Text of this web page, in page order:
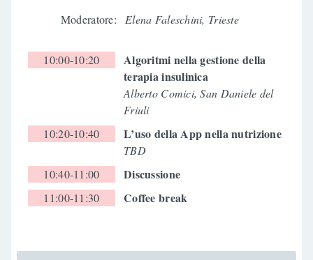
Moderatore: Elena Faleschini, Trieste
10:00-10:20
Algoritmi nella gestione della
terapia insulinica
Alberto Comici, San Daniele del
Friuli
10:20-10:40
L’uso della App nella nutrizione
TBD
10:40-11:00
Discussione
11:00-11:30 Coffee break